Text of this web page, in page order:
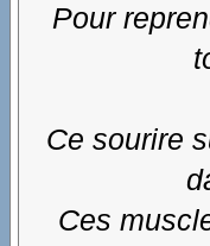
Pour
Ce sourire
Ces